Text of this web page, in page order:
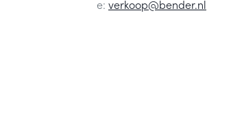
e: verkoop@bender.nl